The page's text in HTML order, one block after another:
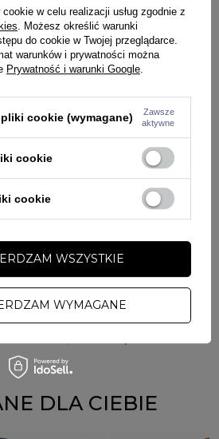
ściągaczami
otwarte
logo
materiał od wewnętrznej strony
M 135082000502
XL 135082000504
ZADAJ PYTANIE
KUPUJĄC WIĘCEJ
męski Pit Bull Hackett biały
DLA CIEBIE
w celu realizacji usług zgodnie z
. Możesz określić warunki
do cookie w Twojej przeglądarce.
warunków i prywatności można
Prywatność i warunki Google
cookie (wymagane)
Zawsze
aktywne
cookie
cookie
WYMAGANE
WSZYSTKIE